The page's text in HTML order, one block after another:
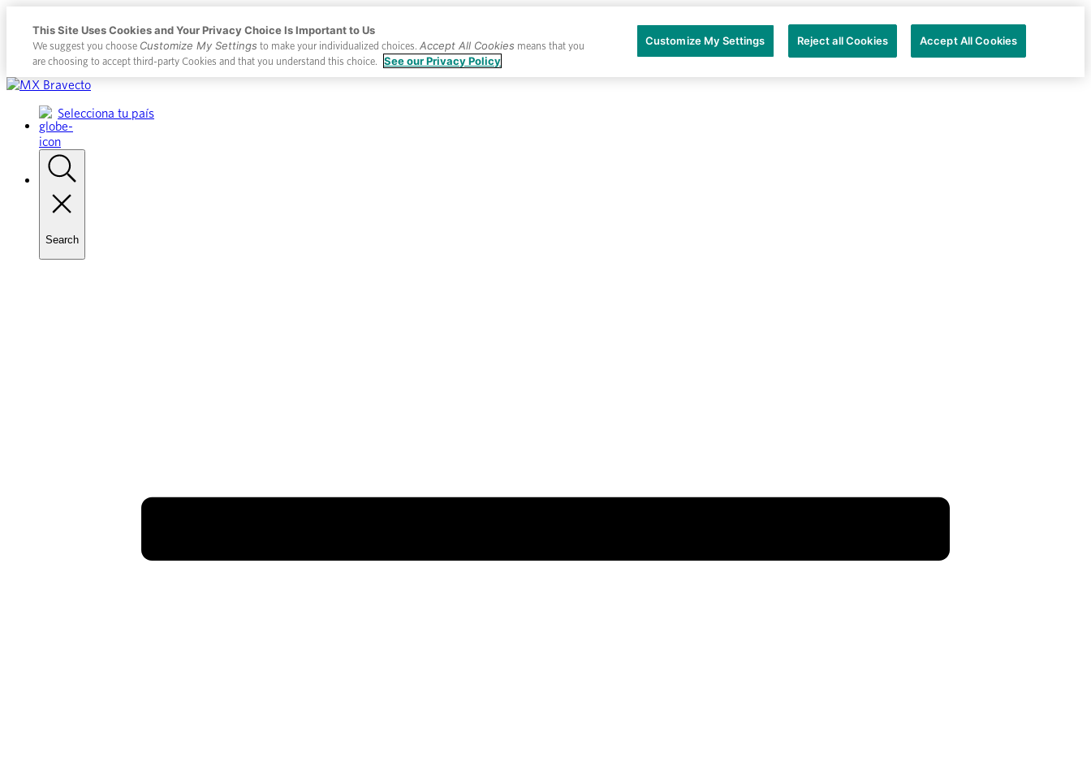
Placeholder
Anchor
Skip
Content
Skip
Footer
Selecciona tu país
Search
Toggle
This Site Uses Cookies and Your Privacy Choice Is Important to Us
We suggest you choose Customize My Settings to make your individualized choices. Accept All Cookies means that you
are choosing to accept third-party Cookies and that you understand this choice. See our Privacy Policy
Customize My Settings Reject all Cookies Accept All Cookies